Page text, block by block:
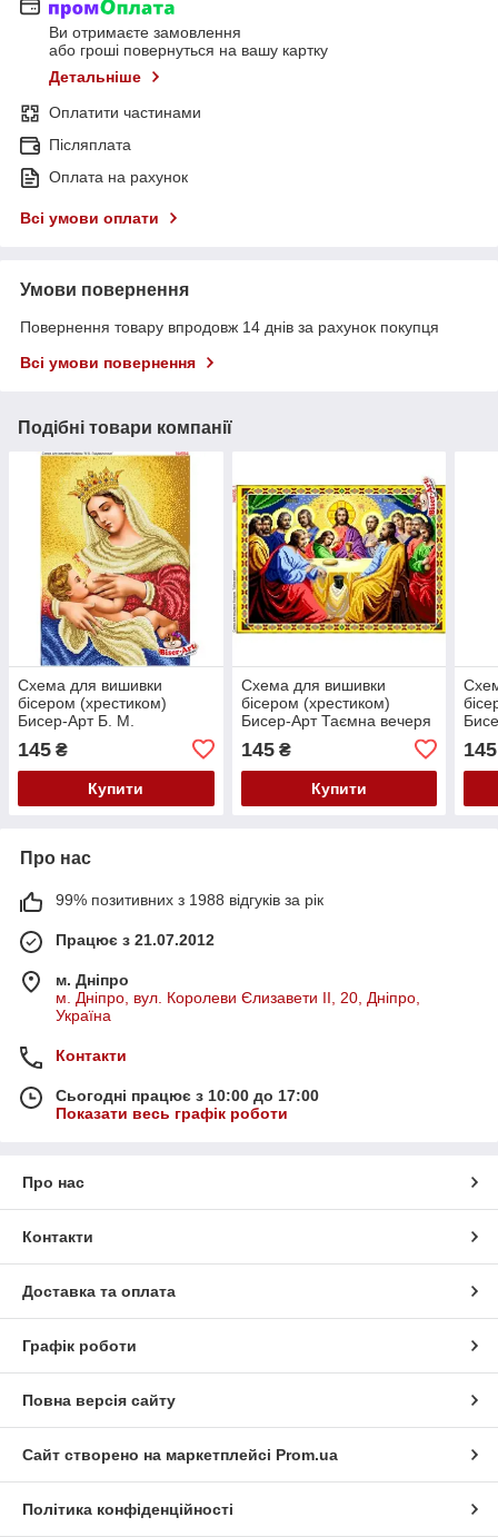
Ви отримаєте замовлення
або гроші повернуться на вашу картку
Детальніше
Оплатити частинами
Післяплата
Оплата на рахунок
Всі умови оплати
Умови повернення
Повернення товару впродовж 14 днів за рахунок покупця
Всі умови повернення
Подібні товари компанії
Схема для вишивки
бісером (хрестиком)
Бисер-Арт Б. М.
145 ₴
Купити
Схема для вишивки
бісером (хрестиком)
Бисер-Арт Таємна вечеря
145₴
Купити
145
Про нас
99% позитивних з 1988 відгуків за рік
Працює з 21.07.2012
м. Дніпро
м. Дніпро, вул. Королеви Єлизавети ІІ, 20, Дніпро,
Україна
Контакти
Сьогодні працює з 10:00 до 17:00
Показати весь графік роботи
Про нас
Контакти
Доставка та оплата
Графік роботи
Повна версія сайту
Сайт створено на маркетплейсі Prom.ua
Політика конфіденційності